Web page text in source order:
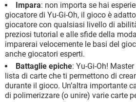
Impara: non importa se hai
giocatore di Yu-Gi-Oh, il gioco è
giocatore con qualsiasi livello di
preziosi tutorial e alle sfide della
imparerai velocemente le basi del
anche giocatori esperti.
Battaglie epiche: Yu-Gi-Oh!
lista di carte che ti permettono di
durante il gioco. Un’altra importante
di polimerizzare (o unire) varie carte